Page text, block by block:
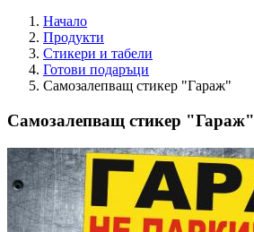
Начало
Продукти
Стикери и табели
Готови подаръци
Самозалепващ стикер "Гараж"
Самозалепващ стикер "Гараж"